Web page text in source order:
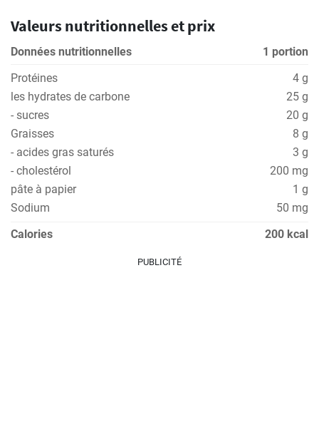
Valeurs nutritionnelles et prix
Données nutritionnelles
1 portion
Protéines
4 g
les hydrates de carbone
25 g
- sucres
20 g
Graisses
8 g
- acides gras saturés
3 g
- cholestérol
200 mg
pâte à papier
1 g
Sodium
50 mg
Calories
200 kcal
PUBLICITÉ